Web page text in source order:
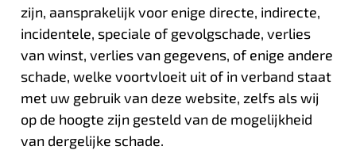
zijn, aansprakelijk voor enige directe, indirecte,
incidentele, speciale of gevolgschade, verlies
van winst, verlies van gegevens, of enige andere
schade, welke voortvloeit uit of in verband staat
met uw gebruik van deze website, zelfs als wij
op de hoogte zijn gesteld van de mogelijkheid
van dergelijke schade.